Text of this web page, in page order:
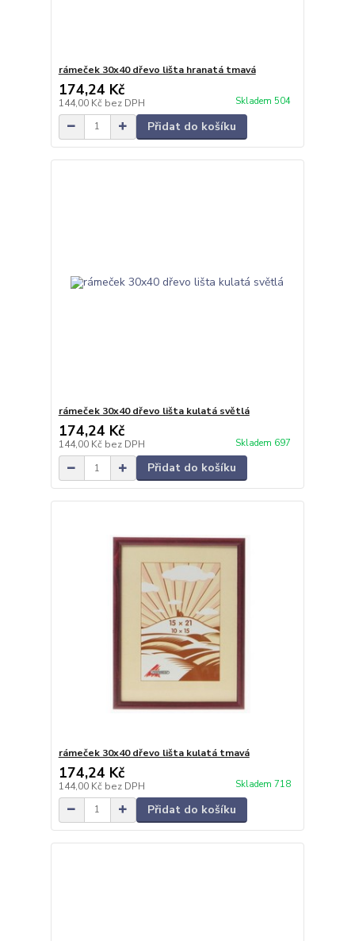
rámeček 30x40 dřevo lišta hranatá tmavá
174,24 Kč
144,00 Kč bez DPH Skladem 504
Přidat do košíku
rámeček 30x40 dřevo lišta kulatá světlá
174,24 Kč
144,00 Kč bez DPH Skladem 697
Přidat do košíku
rámeček 30x40 dřevo lišta kulatá tmavá
174,24 Kč
144,00 Kč bez DPH Skladem 718
Přidat do košíku